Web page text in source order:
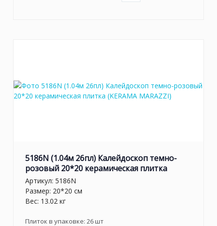
5186N (1.04м 26пл) Калейдоскоп темно-
розовый 20*20 керамическая плитка
Артикул: 5186N
Размер: 20*20 см
Вес: 13.02 кг
Плиток в упаковке: 26шт